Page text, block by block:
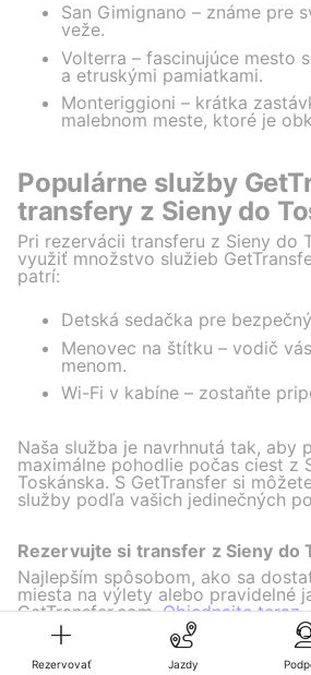
Rezervovať Jazdy
San Gimignano – známe pre
veže.
Volterra – fascinujúce mesto
a etruskými pamiatkami.
Monteriggioni – krátka
malebnom meste, ktoré je
Populárne služby
transfery z Sieny do
Pri rezervácii transferu z Sieny do
využiť množstvo služieb
patrí:
Detská sedačka pre
Menovec na štítku – vodič
menom.
Wi-Fi v kabíne – zostaňte
Naša služba je navrhnutá tak, aby
maximálne pohodlie počas ciest z
Toskánska. S GetTransfer si
služby podľa vašich jedinečných
Rezervujte si transfer z Sieny do
Najlepším spôsobom, ako sa
miesta na výlety alebo pravidelné
GetTransfer.com.Objednajte teraz.
najatraktívnejšie ceny za jazdu.